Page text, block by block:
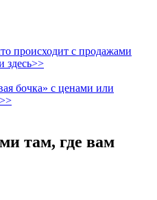
происходит с продажами
здесь>>
бочка» с ценами или
там, где вам